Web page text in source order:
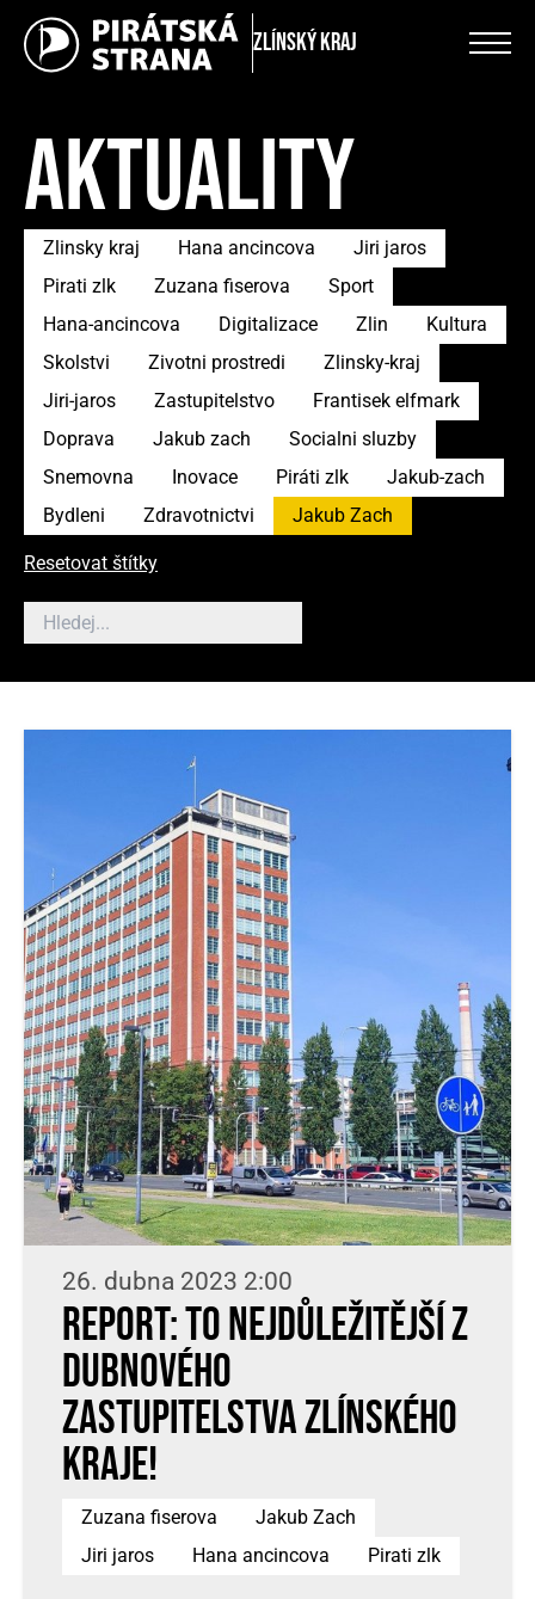
Zlínský kraj
AKTUALITY
Zlinsky kraj Hana ancincova
Jiri jaros
Pirati zlk
Zuzana fiserova
Sport
Hana-ancincova
Digitalizace Zlin
Kultura
Skolstvi
Zivotni prostredi
Zlinsky-kraj
Jiri-jaros
Zastupitelstvo
Frantisek elfmark
Doprava
Jakub zach
Socialni sluzby
Snemovna
Inovace Piráti zlk
Jakub-zach
Bydleni
Zdravotnictvi Jakub Zach
Resetovat štítky
26. dubna 2023 2:00
Report: To nejdůležitější z
dubnového
zastupitelstva Zlínského
kraje!
Zuzana fiserova
Jakub Zach
Jiri jaros
Hana ancincova Pirati zlk